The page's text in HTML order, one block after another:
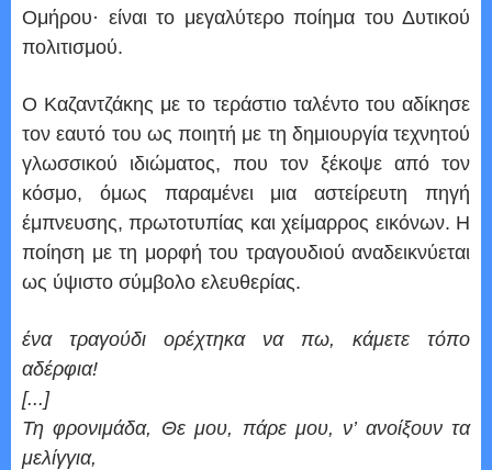
Ομήρου· είναι το μεγαλύτερο ποίημα του Δυτικού
πολιτισμού.
Ο Καζαντζάκης με το τεράστιο ταλέντο του αδίκησε
τον εαυτό του ως ποιητή με τη δημιουργία τεχνητού
γλωσσικού ιδιώματος, που τον ξέκοψε από τον
κόσμο, όμως παραμένει μια αστείρευτη πηγή
έμπνευσης, πρωτοτυπίας και χείμαρρος εικόνων. Η
ποίηση με τη μορφή του τραγουδιού αναδεικνύεται
ως ύψιστο σύμβολο ελευθερίας.
ένα τραγούδι ορέχτηκα να πω, κάμετε τόπο
αδέρφια!
[...]
Τη φρονιμάδα, Θε μου, πάρε μου, ν’ ανοίξουν τα
μελίγγια,